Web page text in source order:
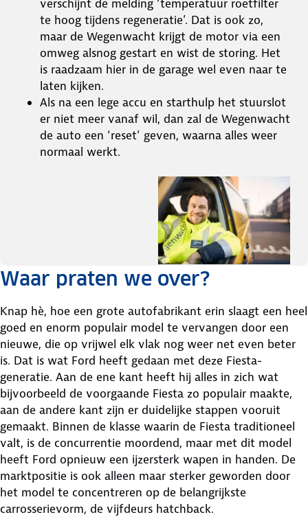
verschijnt de melding ‘temperatuur roetfilter
te hoog tijdens regeneratie’. Dat is ook zo,
maar de Wegenwacht krijgt de motor via een
omweg alsnog gestart en wist de storing. Het
is raadzaam hier in de garage wel even naar te
laten kijken.
Als na een lege accu en starthulp het stuurslot
er niet meer vanaf wil, dan zal de Wegenwacht
de auto een ‘reset’ geven, waarna alles weer
normaal werkt.
Waar praten we over?
Knap hè, hoe een grote autofabrikant erin slaagt een heel
goed en enorm populair model te vervangen door een
nieuwe, die op vrijwel elk vlak nog weer net even beter
is. Dat is wat Ford heeft gedaan met deze Fiesta-
generatie. Aan de ene kant heeft hij alles in zich wat
bijvoorbeeld de voorgaande Fiesta zo populair maakte,
aan de andere kant zijn er duidelijke stappen vooruit
gemaakt. Binnen de klasse waarin de Fiesta traditioneel
valt, is de concurrentie moordend, maar met dit model
heeft Ford opnieuw een ijzersterk wapen in handen. De
marktpositie is ook alleen maar sterker geworden door
het model te concentreren op de belangrijkste
carrosserievorm, de vijfdeurs hatchback.